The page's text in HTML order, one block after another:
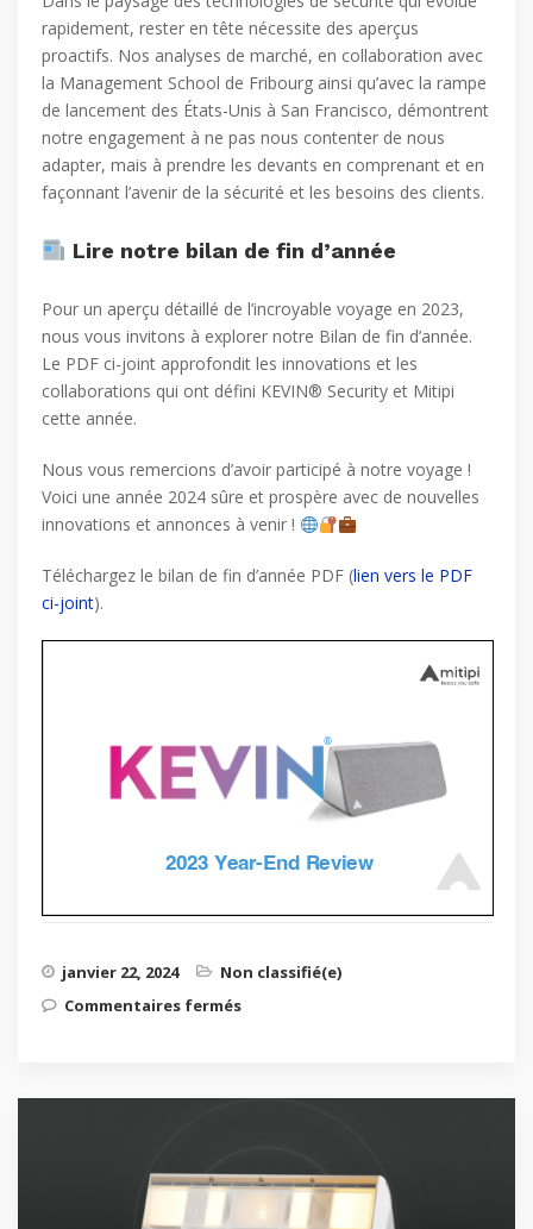
rapidement, rester en tête nécessite des aperçus
proactifs. Nos analyses de marché, en collaboration avec
la Management School de Fribourg ainsi qu’avec la rampe
de lancement des États-Unis à San Francisco, démontrent
notre engagement à ne pas nous contenter de nous
adapter, mais à prendre les devants en comprenant et en
façonnant l’avenir de la sécurité et les besoins des clients.
Lire notre bilan de fin d’année
Pour un aperçu détaillé de l’incroyable voyage en 2023,
nous vous invitons à explorer notre Bilan de fin d’année.
Le PDF ci-joint approfondit les innovations et les
collaborations qui ont défini KEVIN® Security et Mitipi
cette année.
Nous vous remercions d’avoir participé à notre voyage !
Voici une année 2024 sûre et prospère avec de nouvelles
innovations et annonces à venir !
Téléchargez le bilan de fin d’année PDF (lien vers le PDF
ci-joint).
janvier 22, 2024
Non classifié(e)
Commentaires fermés